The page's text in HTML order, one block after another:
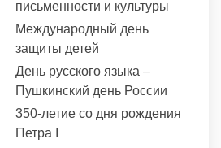
письменности и культуры
Международный день
защиты детей
День русского языка –
Пушкинский день России
350-летие со дня рождения
Петра I